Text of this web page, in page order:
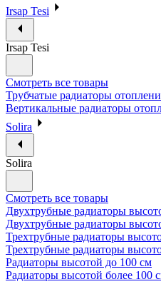
Irsap Tesi
Irsap Tesi
Смотреть все товары
Трубчатые радиаторы
Вертикальные радиаторы
Solira
Solira
Смотреть все товары
Двухтрубные радиаторы
Двухтрубные радиаторы
Трехтрубные радиаторы
Трехтрубные радиаторы
Радиаторы высотой до 100 см
Радиаторы высотой более 100